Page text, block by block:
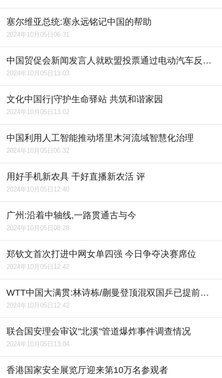
塞尔维亚总统:塞永远铭记中国的帮助
2024年10月05日06:31
中国贸促会新闻发言人就欧盟投票通过电动汽车反补贴案终裁草案发表谈话
2024年10月05日13:03
文化中国行|守护生命驿站 共筑和谐家园
2024年10月05日13:02
中国利用人工智能推动塔里木河流域智慧化治理
2024年10月05日06:32
用好手机新农具 干好直播新农活 评
2024年10月05日12:40
广州:沿着中轴线,一路贯通古与今
2024年10月05日08:28
郑钦文首次打进中网女单四强 今日争夺决赛席位
2024年10月05日12:42
WTT中国大满贯:林诗栋/蒯曼登顶混双国乒已提前包揽5项冠、亚军
2024年10月05日12:42
联合国安理会审议"北溪"管道爆炸事件调查情况
2024年10月05日13:04
香港国家安全展览厅迎来第10万名参观者